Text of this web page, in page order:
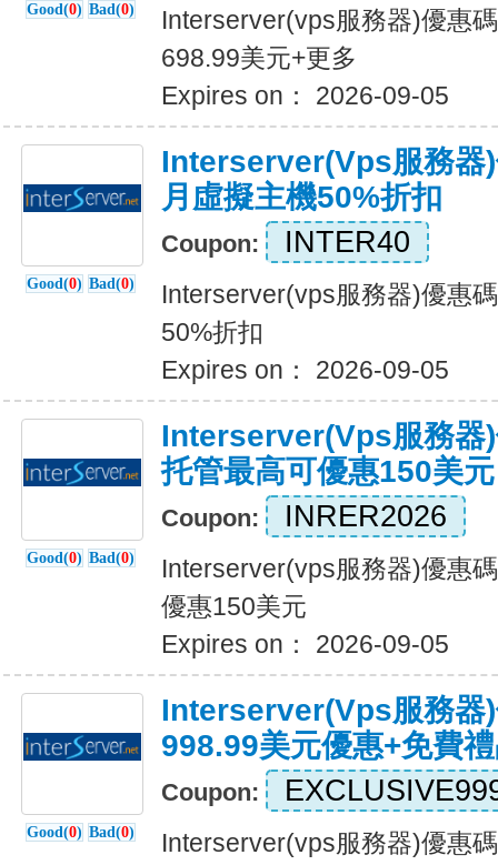
Good(0) Bad(0)
Interserver(vps服務器)優惠
698.99美元+更多
Expires on： 2026-09-05
Good(0) Bad(0)
Interserver(vps服務器
月虛擬主機50%折扣
Coupon: INTER40
Interserver(vps服務器)優惠
50%折扣
Expires on： 2026-09-05
Good(0) Bad(0)
Interserver(vps服務器
托管最高可優惠150美元
Coupon: INRER2026
Interserver(vps服務器)優惠
優惠150美元
Expires on： 2026-09-05
Good(0) Bad(0)
Interserver(vps服務器
998.99美元優惠+免費
Coupon:
Interserver(vps服務器)優惠